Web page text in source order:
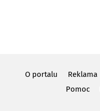
O portalu Reklama
Pomoc